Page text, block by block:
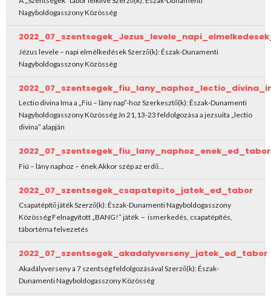
Nagyboldogasszony Közösség
Jézus levele – napi elmélkedések Szerző(k): Észak-Dunamenti
Nagyboldogasszony Közösség
Lectio divina Ima a „Fiú – lány nap”-hoz Szerkesztő(k): Észak-Dunamenti
Nagyboldogasszony Közösség Jn 21,13-23 feldolgozása a jezsuita „lectio
divina” alapján
2022_07_szentsegek_fiu_lany_naphoz_enek_ed_tabor
Fiú – lány naphoz – ének Akkor szép az erdő…
2022_07_szentsegek_csapatepito_jatek_ed_tabor
Csapatépítő játék Szerző(k): Észak-Dunamenti Nagyboldogasszony
Közösség Felnagyított „BANG!” játék – ismerkedés, csapatépítés,
tábortéma felvezetés
2022_07_szentsegek_akadalyverseny_jatek_ed_tabor
Akadályverseny a 7 szentség feldolgozásával Szerző(k): Észak-
Dunamenti Nagyboldogasszony Közösség